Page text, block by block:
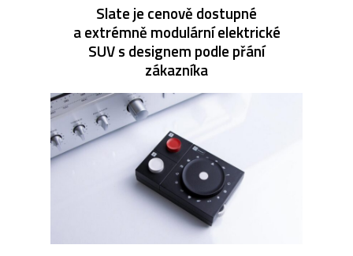
Slate je cenově dostupné
a extrémně modulární elektrické
SUV s designem podle přání
zákazníka